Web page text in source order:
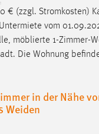
€ (zzgl. Stromkosten)
vom
möblierte 1-Zimmer-
Die Wohnung
in der Nähe
Weiden
= 1 Jahr
ist notwendig um sich an